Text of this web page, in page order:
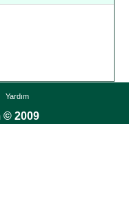
Yardım
© 2009